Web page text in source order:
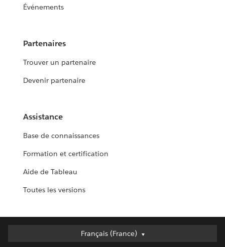
Événements
Partenaires
Trouver un partenaire
Devenir partenaire
Assistance
Base de connaissances
Formation et certification
Aide de Tableau
Toutes les versions
Français (France)
Français (France)